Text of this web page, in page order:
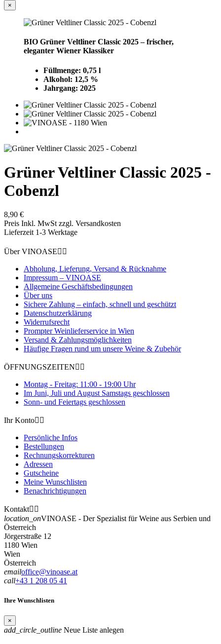
×
BIO Grüner Veltliner Classic 2025 – frischer,
eleganter Wiener Klassiker
Füllmenge: 0,75 l
Alkohol: 12,5 %
Jahrgang: 2025
Grüner Veltliner Classic 2025 -
Cobenzl
8,90 €
Preis Inkl. MwSt zzgl. Versandkosten
Lieferzeit 1-3 Werktage
Über VINOASE 
Abholung, Lieferung, Versand & Rücknahme
Impressum – VINOASE
Allgemeine Geschäftsbedingungen
Über uns
Sichere Zahlung – einfach, schnell und geschützt
Datenschutzerklärung
Widerrufsrecht
Prompter Weinlieferservice in Wien
Versand & Zahlungsmöglichkeiten
Häufige Fragen rund um unsere Weine & Zubehör
ÖFFNUNGSZEITEN 
Montag - Freitag: 11:00 - 19:00 Uhr
Im Juni, Juli und August Samstags geschlossen
Sonn- und Feiertags geschlossen
Ihr Konto 
Persönliche Infos
Bestellungen
Rechnungskorrekturen
Adressen
Gutscheine
Meine Wunschlisten
Benachrichtigungen
Kontakt 
location_onVINOASE - Der Spezialist für Weine aus Serbien und
Österreich
Jörgerstraße 12
1180 Wien
Wien
Österreich
emailoffice@vinoase.at
call+43 1 208 05 41
Ihre Wunschlisten
×
add_circle_outline Neue Liste anlegen